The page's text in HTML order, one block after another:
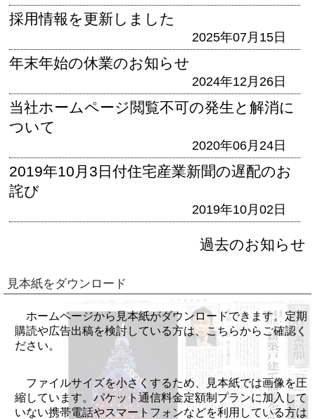
採用情報を更新しました
2025年07月15日
年末年始の休業のお知らせ
2024年12月26日
当社ホームページ閲覧不可の発生と解消に
ついて
2020年06月24日
2019年10月3日付住宅産業新聞の遅配のお
詫び
2019年10月02日
過去のお知らせ
見本紙をダウンロード
ホームページから見本紙がダウンロードできます。定期
購読や広告出稿を検討している方は、こちらからご確認く
ださい。
ファイルサイズを小さくするため、見本紙では画像を圧
縮しています。パケット通信料金定額制プランに加入して
いない携帯電話やスマートフォンなどを利用している方は